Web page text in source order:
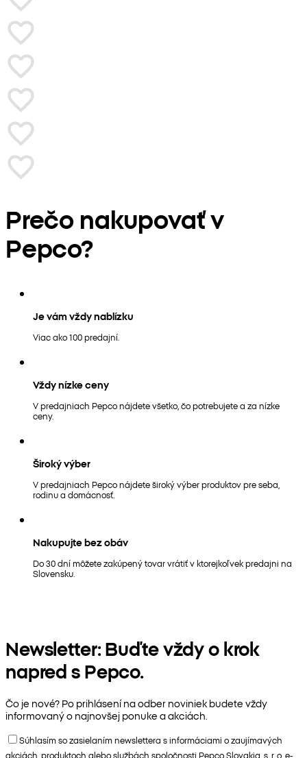
Prečo nakupovať v
Pepco?
Je vám vždy nablízku
Viac ako 100 predajní.
Vždy nízke ceny
V predajniach Pepco nájdete všetko, čo potrebujete a za nízke
ceny.
Široký výber
V predajniach Pepco nájdete široký výber produktov pre seba,
rodinu a domácnosť.
Nakupujte bez obáv
Do 30 dní môžete zakúpený tovar vrátiť v ktorejkoľvek predajni na
Slovensku.
Newsletter: Buďte vždy o krok
napred s Pepco.
Čo je nové? Po prihlásení na odber noviniek budete vždy
informovaný o najnovšej ponuke a akciách.
Súhlasím so zasielaním newslettera s informáciami o zaujímavých
akciách, produktoch alebo službách spoločnosti Pepco Slovakia, s. r. o. e-